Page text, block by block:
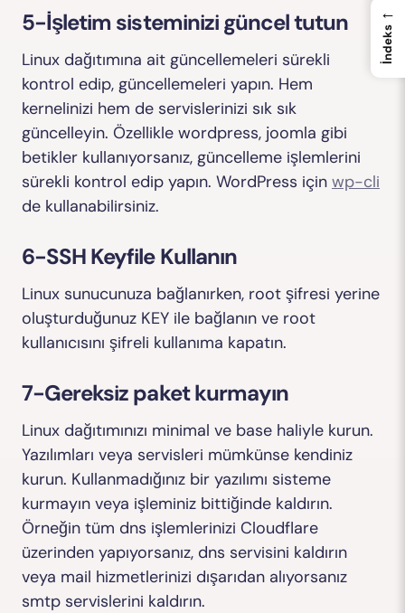
5-İşletim sisteminizi güncel tutun
Linux dağıtımına ait güncellemeleri sürekli
kontrol edip, güncellemeleri yapın. Hem
kernelinizi hem de servislerinizi sık sık
güncelleyin. Özellikle wordpress, joomla gibi
betikler kullanıyorsanız, güncelleme işlemlerini
sürekli kontrol edip yapın. WordPress için wp-cli
de kullanabilirsiniz.
6-SSH Keyfile Kullanın
Linux sunucunuza bağlanırken, root şifresi yerine
oluşturduğunuz KEY ile bağlanın ve root
kullanıcısını şifreli kullanıma kapatın.
7-Gereksiz paket kurmayın
Linux dağıtımınızı minimal ve base haliyle kurun.
Yazılımları veya servisleri mümkünse kendiniz
kurun. Kullanmadığınız bir yazılımı sisteme
kurmayın veya işleminiz bittiğinde kaldırın.
Örneğin tüm dns işlemlerinizi Cloudflare
üzerinden yapıyorsanız, dns servisini kaldırın
veya mail hizmetlerinizi dışarıdan alıyorsanız
smtp servislerini kaldırın.
←
İndeks